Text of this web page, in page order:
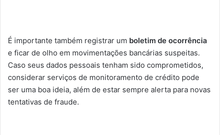
É importante também registrar um boletim de ocorrência
e ficar de olho em movimentações bancárias suspeitas.
Caso seus dados pessoais tenham sido comprometidos,
considerar serviços de monitoramento de crédito pode
ser uma boa ideia, além de estar sempre alerta para novas
tentativas de fraude.